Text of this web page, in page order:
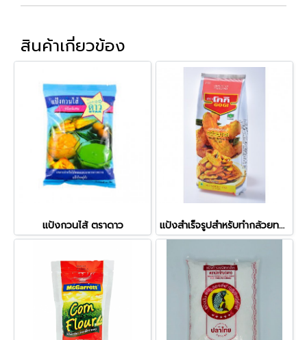
สินค้าเกี่ยวข้อง
แป้งกวนไส้ ตราดาว แป้งสำเร็จรูปสำหรับทำกล้วยทอด ตราโกกิ